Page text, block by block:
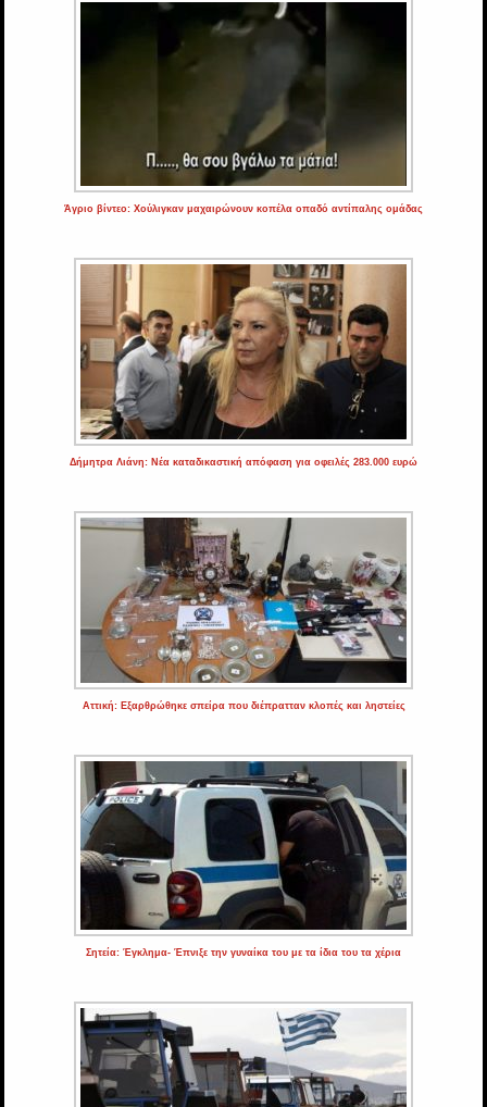
Άγριο βίντεο: Χούλιγκαν μαχαιρώνουν κοπέλα οπαδό αντίπαλης ομάδας
Δήμητρα Λιάνη: Νέα καταδικαστική απόφαση για οφειλές 283.000 ευρώ
Αττική: Εξαρθρώθηκε σπείρα που διέπρατταν κλοπές και ληστείες
Σητεία: Έγκλημα- Έπνιξε την γυναίκα του με τα ίδια του τα χέρια